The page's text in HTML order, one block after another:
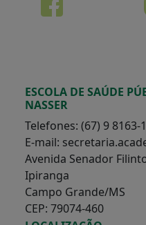
ESCOLA DE SAÚDE
NASSER
Telefones: (67) 9
E-mail:
Avenida Senador
Ipiranga
Campo Grande/MS
CEP: 79074-460